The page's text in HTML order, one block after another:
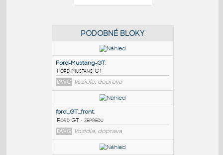
Ford-Mustang-GT
Ford Mustang GT